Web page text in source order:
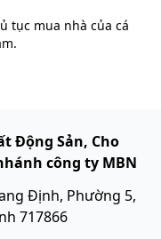
tục mua nhà của cá
Động Sản, Cho
công ty MBN
Định, Phường 5,
717866